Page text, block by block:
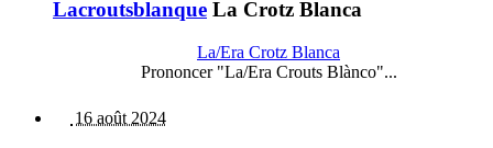
Lacroutsblanque La Crotz Blanca
La/Era Crotz Blanca
Prononcer "La/Era Crouts Blànco"...
16 août 2024